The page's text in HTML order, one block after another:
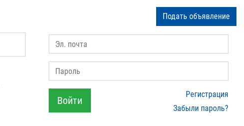
Подать объявление
Эл. почта
Пароль
Войти
Регистрация
Забыли пароль?